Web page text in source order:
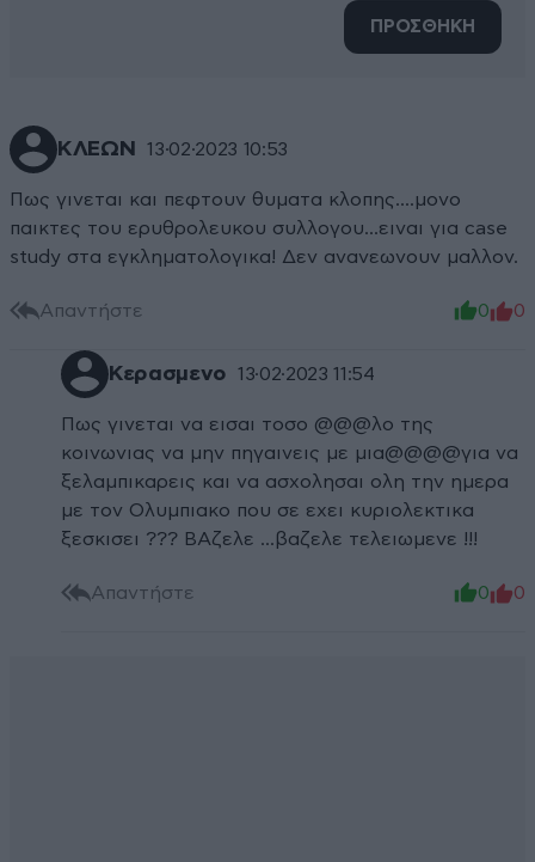
ΠΡΟΣΘΗΚΗ
ΚΛΕΩΝ 13·02·2023 10:53
Πως γινεται και πεφτουν θυματα κλοπης....μονο
παικτες του ερυθρολευκου συλλογου...ειναι για case
study στα εγκληματολογικα! Δεν ανανεωνουν μαλλον.
Απαντήστε 0 0
Κερασμενο 13·02·2023 11:54
Πως γινεται να εισαι τοσο @@@λο της
κοινωνιας να μην πηγαινεις με μια@@@@για να
ξελαμπικαρεις και να ασχολησαι ολη την ημερα
με τον Ολυμπιακο που σε εχει κυριολεκτικα
ξεσκισει ??? ΒΑζελε ...βαζελε τελειωμενε !!!
Απαντήστε 0 0